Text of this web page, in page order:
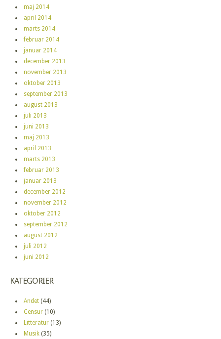
maj 2014
april 2014
marts 2014
februar 2014
januar 2014
december 2013
november 2013
oktober 2013
september 2013
august 2013
juli 2013
juni 2013
maj 2013
april 2013
marts 2013
februar 2013
januar 2013
december 2012
november 2012
oktober 2012
september 2012
august 2012
juli 2012
juni 2012
KATEGORIER
Andet (44)
Censur (10)
Litteratur (13)
Musik (35)